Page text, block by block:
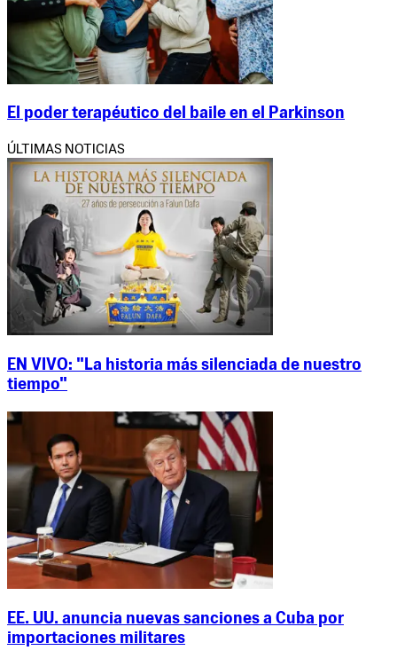
El poder terapéutico del baile en el Parkinson
ÚLTIMAS NOTICIAS
EN VIVO: "La historia más silenciada de nuestro
tiempo"
EE. UU. anuncia nuevas sanciones a Cuba por
importaciones militares